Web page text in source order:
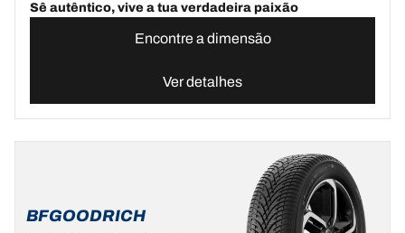
Sê autêntico, vive a tua verdadeira paixão
Encontre a dimensão
Ver detalhes
BFGOODRICH